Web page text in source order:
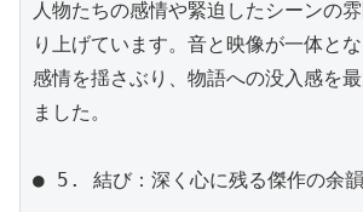
人物たちの感情や緊迫したシーンの
り上げています。音と映像が一体と
感情を揺さぶり、物語への没入感を
ました。
● 5. 結び：深く心に残る傑作の余韻